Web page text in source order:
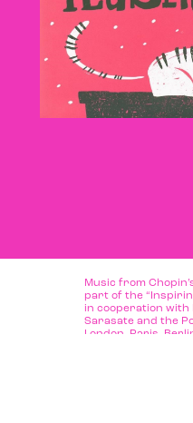
Music from
part of the
in cooperation with
Sarasate and the
London, Paris,